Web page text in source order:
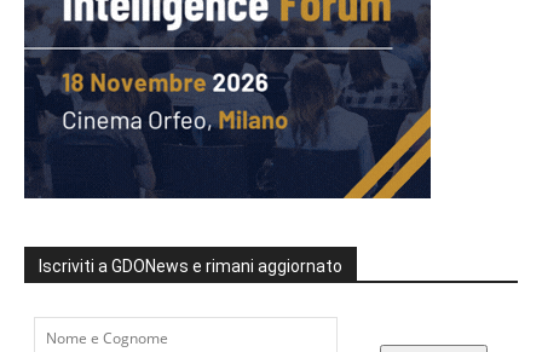
Iscriviti a GDONews e rimani aggiornato